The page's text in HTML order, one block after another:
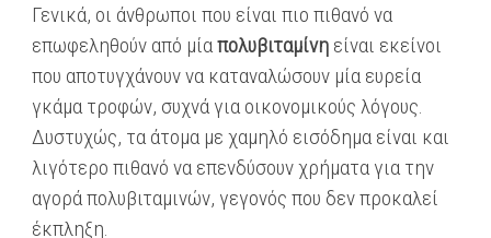
Γενικά, οι άνθρωποι που είναι πιο πιθανό να
επωφεληθούν από μίαπολυβιταμίνη είναι εκείνοι
που αποτυγχάνουν να καταναλώσουν μία ευρεία
γκάμα τροφών, συχνά για οικονομικούς λόγους.
Δυστυχώς, τα άτομα με χαμηλό εισόδημα είναι και
λιγότερο πιθανό να επενδύσουν χρήματα για την
αγορά πολυβιταμινών, γεγονός που δεν προκαλεί
έκπληξη.